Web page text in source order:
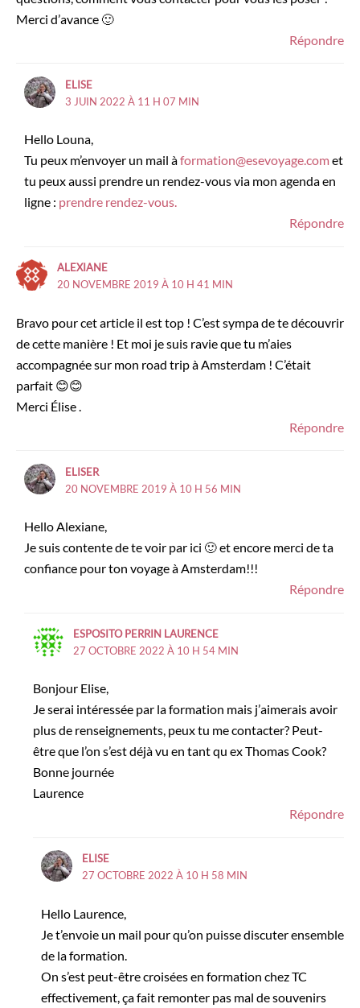
Merci d’avance 🙂
Répondre
ELISE
3 JUIN 2022 À 11 H 07 MIN
Hello Louna,
Tu peux m’envoyer un mail àformation@esevoyage.comet
tu peux aussi prendre un rendez-vous via mon agenda en
ligne : prendre rendez-vous.
Répondre
ALEXIANE
20 NOVEMBRE 2019 À 10 H 41 MIN
Bravo pour cet article il est top ! C’est sympa de te découvrir
de cette manière ! Et moi je suis ravie que tu m’aies
accompagnée sur mon road trip à Amsterdam ! C’était
parfait 😊😊
Merci Élise .
Répondre
ELISER
20 NOVEMBRE 2019 À 10 H 56 MIN
Hello Alexiane,
Je suis contente de te voir par ici 🙂 et encore merci de ta
confiance pour ton voyage à Amsterdam!!!
Répondre
ESPOSITO PERRIN LAURENCE
27 OCTOBRE 2022 À 10 H 54 MIN
Bonjour Elise,
Je serai intéressée par la formation mais j’aimerais avoir
plus de renseignements, peux tu me contacter? Peut-
être que l’on s’est déjà vu en tant qu ex Thomas Cook?
Bonne journée
Laurence
Répondre
ELISE
27 OCTOBRE 2022 À 10 H 58 MIN
Hello Laurence,
Je t’envoie un mail pour qu’on puisse discuter ensemble
de la formation.
On s’est peut-être croisées en formation chez TC
effectivement, ça fait remonter pas mal de souvenirs